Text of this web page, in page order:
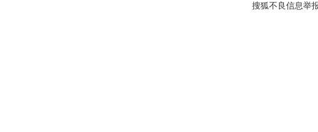
搜狐不良信息举